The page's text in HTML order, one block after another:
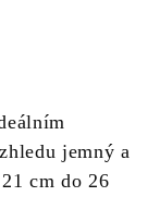
jemný a
cm do 26